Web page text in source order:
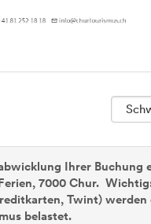
Ihrer Buchung
7000 Chur.
Twint) werden
belastet.